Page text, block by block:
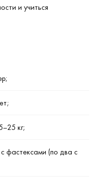
и учиться
кг;
фастексами (по два с